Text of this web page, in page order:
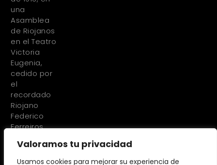
Valoramos tu privacidad
Usamos cookies para mejorar su experiencia de
una
Asamblea
de Riojanos
en el Teatro
Victoria
Eugenia,
cedido por
el
recordado
Riojano
Federico
Ferreiros